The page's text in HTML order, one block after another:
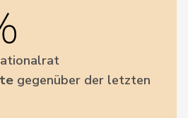
gegenüber der letzten